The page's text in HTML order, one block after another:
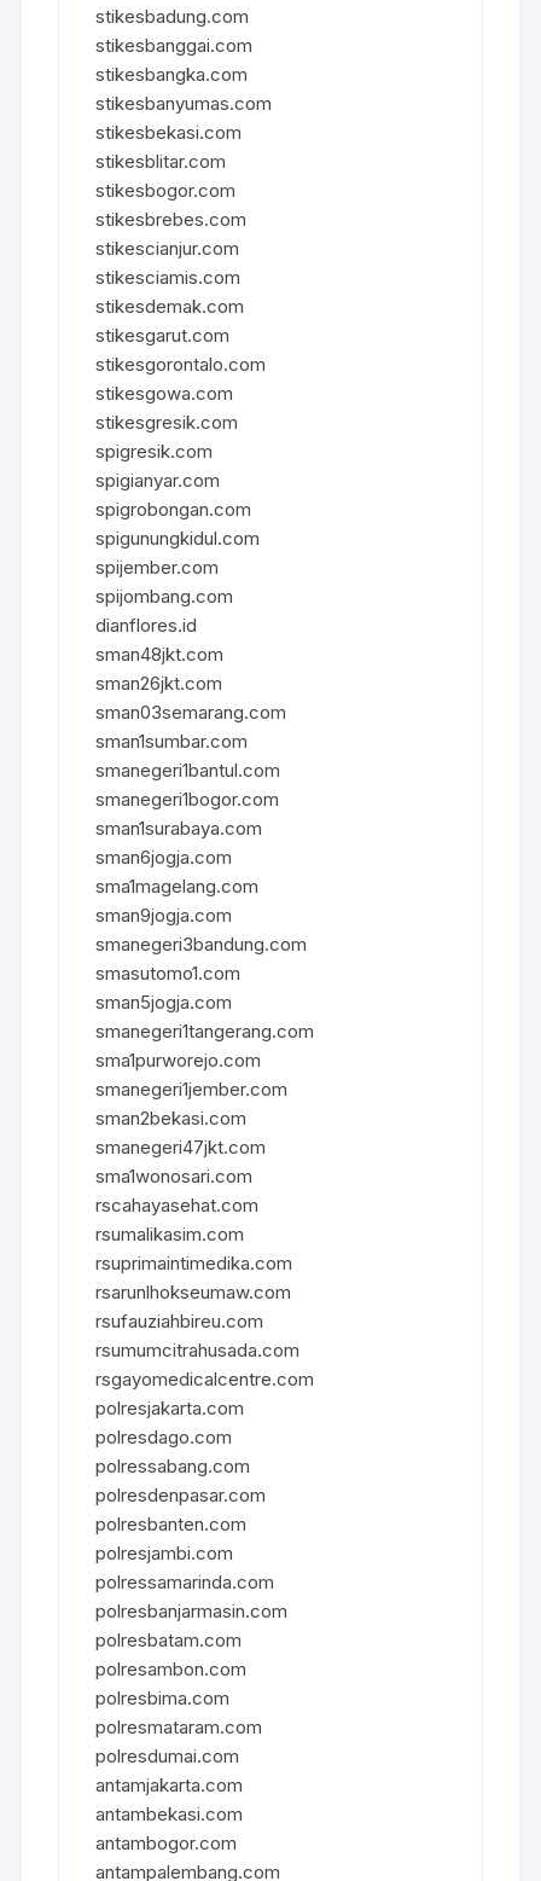
stikesbadung.com
stikesbanggai.com
stikesbangka.com
stikesbanyumas.com
stikesbekasi.com
stikesblitar.com
stikesbogor.com
stikesbrebes.com
stikescianjur.com
stikesciamis.com
stikesdemak.com
stikesgarut.com
stikesgorontalo.com
stikesgowa.com
stikesgresik.com
spigresik.com
spigianyar.com
spigrobongan.com
spigunungkidul.com
spijember.com
spijombang.com
dianflores.id
sman48jkt.com
sman26jkt.com
sman03semarang.com
sman1sumbar.com
smanegeri1bantul.com
smanegeri1bogor.com
sman1surabaya.com
sman6jogja.com
sma1magelang.com
sman9jogja.com
smanegeri3bandung.com
smasutomo1.com
sman5jogja.com
smanegeri1tangerang.com
sma1purworejo.com
smanegeri1jember.com
sman2bekasi.com
smanegeri47jkt.com
sma1wonosari.com
rscahayasehat.com
rsumalikasim.com
rsuprimaintimedika.com
rsarunlhokseumaw.com
rsufauziahbireu.com
rsumumcitrahusada.com
rsgayomedicalcentre.com
polresjakarta.com
polresdago.com
polressabang.com
polresdenpasar.com
polresbanten.com
polresjambi.com
polressamarinda.com
polresbanjarmasin.com
polresbatam.com
polresambon.com
polresbima.com
polresmataram.com
polresdumai.com
antamjakarta.com
antambekasi.com
antambogor.com
antampalembang.com